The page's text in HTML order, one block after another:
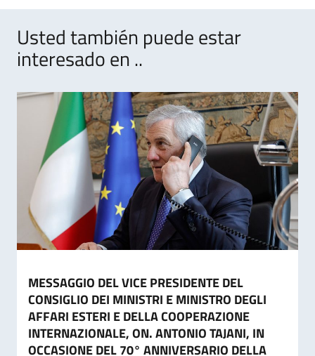
Usted también puede estar
interesado en ..
MESSAGGIO DEL VICE PRESIDENTE DEL
CONSIGLIO DEI MINISTRI E MINISTRO DEGLI
AFFARI ESTERI E DELLA COOPERAZIONE
INTERNAZIONALE, ON. ANTONIO TAJANI, IN
OCCASIONE DEL 70° ANNIVERSARIO DELLA